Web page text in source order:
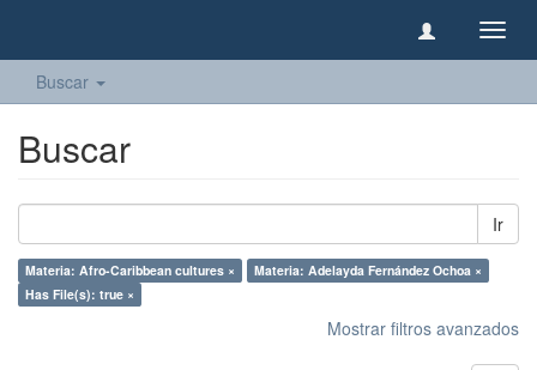
Buscar
Buscar
Ir
Materia: Afro-Caribbean cultures ×
Materia: Adelayda Fernández Ochoa ×
Has File(s): true ×
Mostrar filtros avanzados